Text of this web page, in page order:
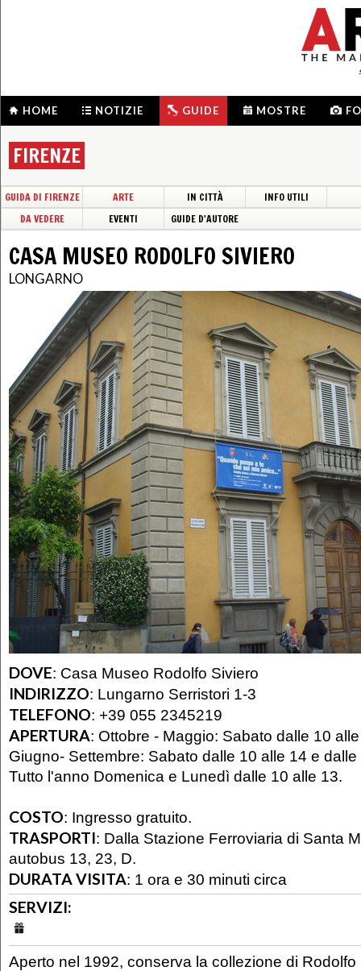
HOME NOTIZIE GUIDE MOSTRE
FIRENZE
GUIDA DI FIRENZE ARTE IN CITTÀ
INFO UTILI
DA VEDERE
EVENTI GUIDE D'AUTORE
CASA MUSEO RODOLFO SIVIERO
LONGARNO
DOVE: Casa Museo Rodolfo Siviero
INDIRIZZO: Lungarno Serristori 1-3
TELEFONO: +39 055 2345219
APERTURA: Ottobre - Maggio: Sabato dalle 10
Giugno- Settembre: Sabato dalle 10 alle 14 e
Tutto l'anno Domenica e Lunedì dalle 10 alle 13.
COSTO: Ingresso gratuito.
TRASPORTI: Dalla Stazione Ferroviaria di Santa
autobus 13, 23, D.
DURATA VISITA: 1 ora e 30 minuti circa
SERVIZI:
Aperto nel 1992, conserva la collezione di Rodolfo